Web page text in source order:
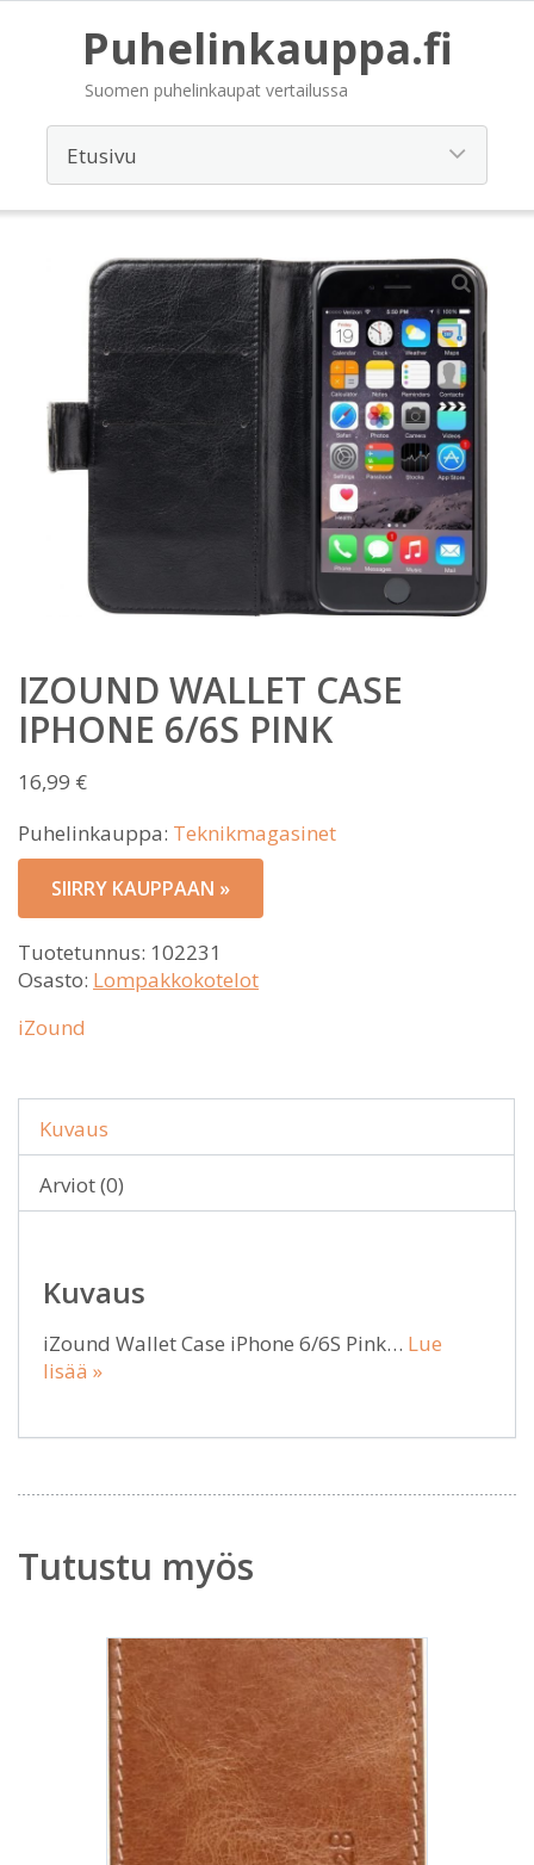
Puhelinkauppa.fi
Suomen puhelinkaupat vertailussa
IZOUND WALLET CASE
IPHONE 6/6S PINK
16,99 €
Puhelinkauppa: Teknikmagasinet
SIIRRY KAUPPAAN »
Tuotetunnus: 102231
Osasto: Lompakkokotelot
iZound
Kuvaus
Arviot (0)
Kuvaus
iZound Wallet Case iPhone 6/6S Pink… Lue
lisää »
Tutustu myös